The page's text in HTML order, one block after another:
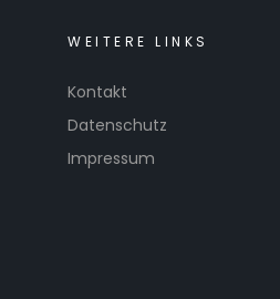
WEITERE LINKS
Kontakt
Datenschutz
Impressum